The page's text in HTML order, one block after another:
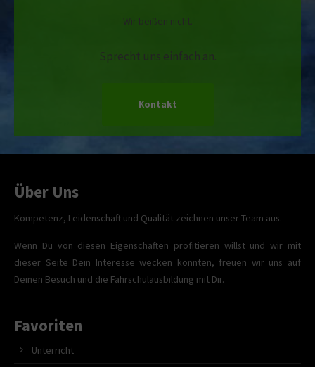
Wir beißen nicht.
Sprecht uns einfach an.
Kontakt
Über Uns
Kompetenz, Leidenschaft und Qualität zeichnen unser Team aus.
Wenn Du von diesen Eigenschaften profitieren willst und wir mit
dieser Seite Dein Interesse wecken konnten, freuen wir uns auf
Deinen Besuch und die Fahrschulausbildung mit Dir.
Favoriten
Unterricht